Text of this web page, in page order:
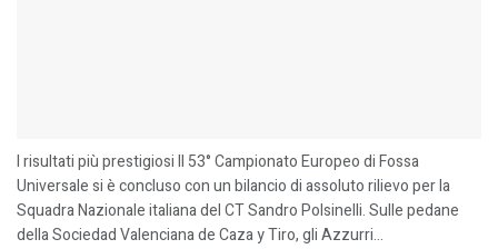
I risultati più prestigiosi Il 53° Campionato Europeo di Fossa
Universale si è concluso con un bilancio di assoluto rilievo per la
Squadra Nazionale italiana del CT Sandro Polsinelli. Sulle pedane
della Sociedad Valenciana de Caza y Tiro, gli Azzurri...